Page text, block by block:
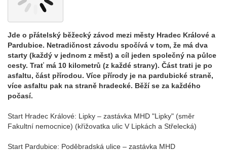
Jde o přátelský běžecký závod mezi městy Hradec Králové a
Pardubice. Netradičnost závodu spočívá v tom, že má dva
starty (každý v jednom z měst) a cíl jeden společný na půlce
cesty. Trať má 10 kilometrů (z každé strany). Část trati je po
asfaltu, část přírodou. Více přírody je na pardubické straně,
více asfaltu pak na straně hradecké. Běží se za každého
počasí.
Start Hradec Králové: Lipky – zastávka MHD "Lipky" (směr
Fakultní nemocnice) (křižovatka ulic V Lipkách a Střelecká)
Start Pardubice: Poděbradská ulice – zastávka MHD